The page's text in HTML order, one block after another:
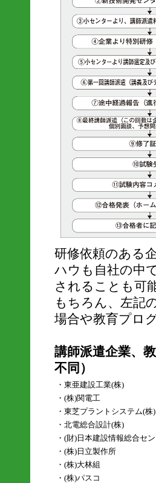
研修依頼のある
ハウも自社の中
されることも可
もちろん、左記
場合や教育プロ
講師派遣企業、
不同）
・東亜建設工業(株)
・(株)関電工
・東芝プラントシステム(株)
・北電総合設計(株)
・(財)日本建設情報総合セ
・(株)日立製作所
・(株)大林組
・(株)パスコ